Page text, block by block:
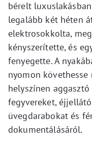
bérelt
legalább két héten
elektrosokkolta,
kényszerítette, és
fenyegette. A
nyomon követhesse
helyszínen
fegyvereket,
üvegdarabokat és
dokumentálásáról.